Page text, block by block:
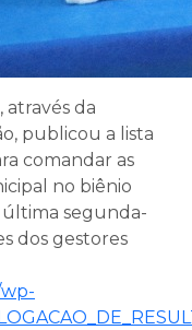
através da
publicou a lista
comandar as
no biênio
última segunda-
dos gestores